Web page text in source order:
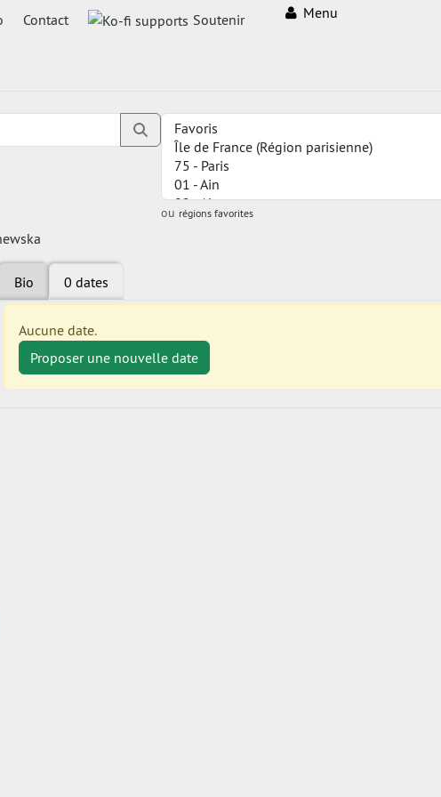
Contact Soutenir Menu
ou régions favorites
Bio 0 dates
Aucune date.
Proposer une nouvelle date